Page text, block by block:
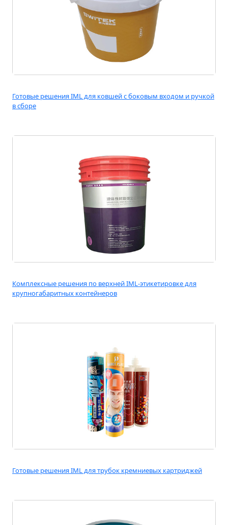
Готовые решения IML для ковшей с боковым входом и ручкой
в ​​сборе
Комплексные решения по верхней IML-этикетировке для
крупногабаритных контейнеров
Готовые решения IML для трубок кремниевых картриджей